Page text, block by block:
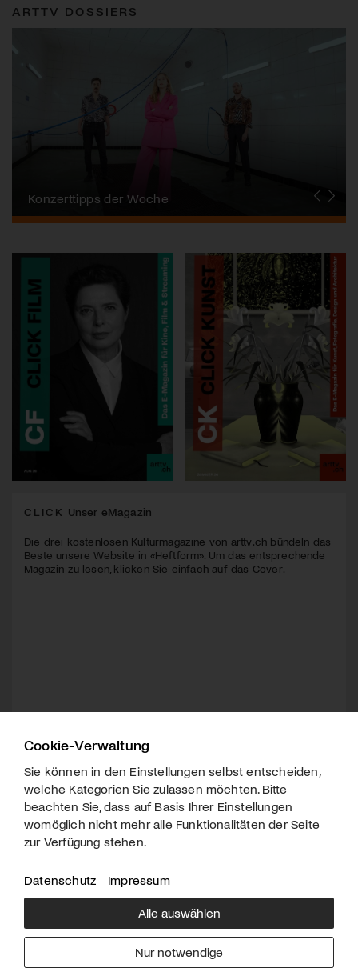
ARTTV DOSSIERS
Alpentöne
Konzerttipps der Woche
Stanser Musiktage
FONDATION SUISA
Festival da Jazz
J.S. Bach-Stiftung
CLICK Unser eMagazin
Die drei kostenlosen Kulturmagazine von arttv.ch bündeln das
Beste unsere Website in «Heftform». Um das entsprechende
Magazin zu lesen, klicken Sie einfach auf das Cover.
Über uns
Downloads
Werben
Impressum
Cookie-Verwaltung
Sie können in den Einstellungen selbst entscheiden,
welche Kategorien Sie zulassen möchten. Bitte
beachten Sie, dass auf Basis Ihrer Einstellungen
womöglich nicht mehr alle Funktionalitäten der Seite
zur Verfügung stehen.
Datenschutz Impressum
Alle auswählen
Nur notwendige